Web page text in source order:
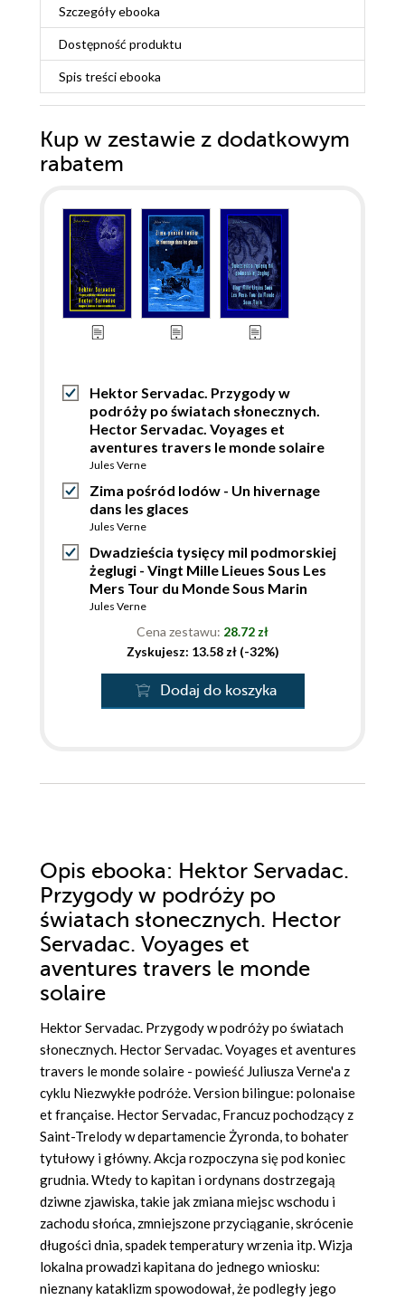
Szczegółyebooka
Dostępność produktu
Spis treściebooka
Kup w zestawie z dodatkowym
rabatem
Hektor Servadac. Przygody w
podróży po światach słonecznych.
Hector Servadac. Voyages et
aventures travers le monde solaire
Jules Verne
Zima pośród lodów - Un hivernage
dans les glaces
Jules Verne
Dwadzieścia tysięcy mil podmorskiej
żeglugi - Vingt Mille Lieues Sous Les
Mers Tour du Monde Sous Marin
Jules Verne
Cena zestawu: 28.72 zł
Zyskujesz: 13.58 zł (-32%)
Dodaj do koszyka
Opis ebooka: Hektor Servadac.
Przygody w podróży po
światach słonecznych. Hector
Servadac. Voyages et
aventures travers le monde
solaire
Hektor Servadac. Przygody w podróży po światach
słonecznych. Hector Servadac. Voyages et aventures
travers le monde solaire - powieść Juliusza Verne'a z
cyklu Niezwykłe podróże. Version bilingue: polonaise
et française. Hector Servadac, Francuz pochodzący z
Saint-Trelody w departamencie Żyronda, to bohater
tytułowy i główny. Akcja rozpoczyna się pod koniec
grudnia. Wtedy to kapitan i ordynans dostrzegają
dziwne zjawiska, takie jak zmiana miejsc wschodu i
zachodu słońca, zmniejszone przyciąganie, skrócenie
długości dnia, spadek temperatury wrzenia itp. Wizja
lokalna prowadzi kapitana do jednego wniosku:
nieznany kataklizm spowodował, że podległy jego